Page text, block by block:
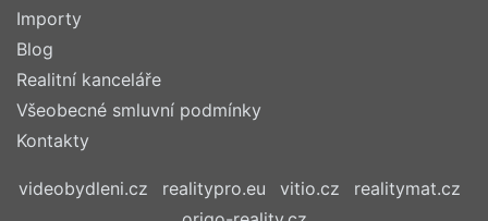
Importy
Blog
Realitní kanceláře
Všeobecné smluvní podmínky
Kontakty
videobydleni.cz realitypro.eu vitio.cz
realitymat.cz